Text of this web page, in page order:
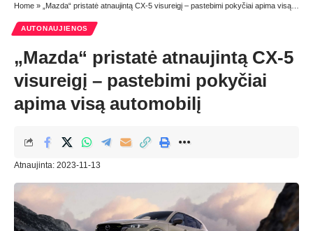
Home » „Mazda“ pristatė atnaujintą CX-5 visureigį – pastebimi pokyčiai apima visą automobilį
AUTONAUJIENOS
„Mazda“ pristatė atnaujintą CX-5
visureigį – pastebimi pokyčiai
apima visą automobilį
Atnaujinta: 2023-11-13